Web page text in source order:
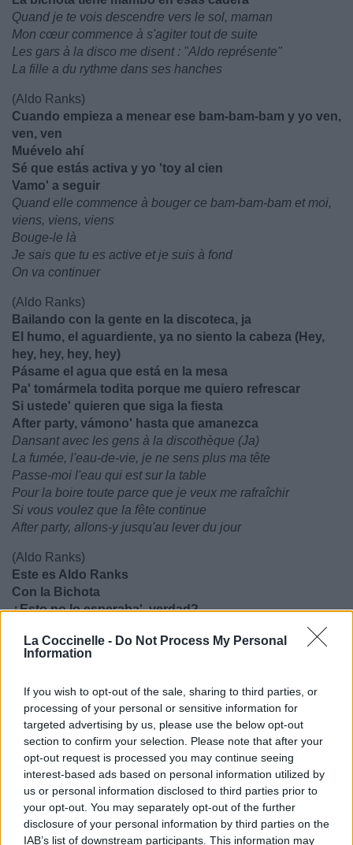
La Coccinelle - Do Not Process My Personal
Information
If you wish to opt-out of the sale, sharing to third parties, or
processing of your personal or sensitive information for
targeted advertising by us, please use the below opt-out
section to confirm your selection. Please note that after your
opt-out request is processed you may continue seeing
interest-based ads based on personal information utilized by
us or personal information disclosed to third parties prior to
your opt-out. You may separately opt-out of the further
disclosure of your personal information by third parties on the
IAB’s list of downstream participants. This information may
Quand je te vois descendre vers le sol, maman
Mon cœur commence à s'agiter tout de suite
Les gars à la disco me disent : "Aldo représente"
La fille a du rythme dans ses hanches
(Aldo Ranks)
Cuando empieza a menear ese bam-bam-bam y yo ven,
ven, ven
Muévelo ahí
Sé que estás activa y yo 'toy al cien
Vamo' a seguir
Quand elle commence à bouger ce bam-bam-bam et moi,
viens, viens, viens
Bouge-le là
Je sais que tu es active et je suis à fond
On va continuer
(Aldo Ranks)
Bailando con la gente en la discoteca, ja
El humo, el aguardiente, ya no siento la cabeza (Hey,
hey, hey, hey, hey)
Pásame el agua que está en la mesa
Pa' tomármela todita porque me quiero refrescar
Si ustede' quieren que siga la fiesta
After party, vámono' hasta que amanezca
Dansant avec les gens à la discothèque (Ja)
La fumée, l'eau-de-vie, je ne sens plus ma tête
Passe-moi l'eau qui est sur la table
Pour la boire toute parce que je veux me rafraîchir
Si vous voulez que la fête continue
After party, allons-y jusqu'au lever du jour
(Aldo Ranks)
Este es Aldo Ranks
Con la Bichota
¿Esto no lo esperaba', verdad?
O-Ovy On The Drums
C'est Aldo Ranks
Jejejejeje
Vous ne vous y attendiez pas, n'est-ce pas ?
Hahahaha
Colombie et Panama
O-Ovy On The Drums